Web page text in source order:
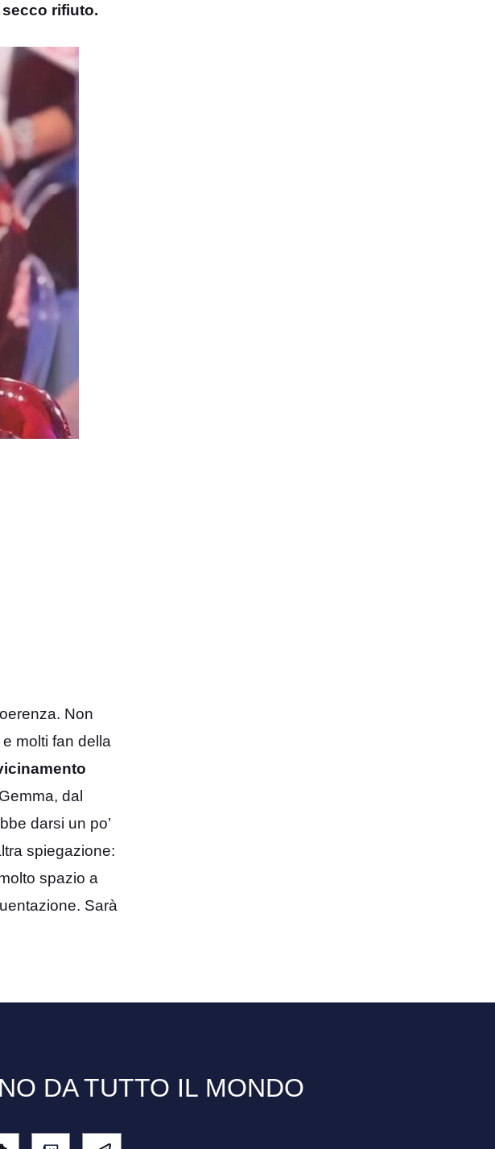
rifiuto.
Non
molti fan della
dal
darsi un po’
spiegazione:
spazio a
Sarà
DA TUTTO IL MONDO